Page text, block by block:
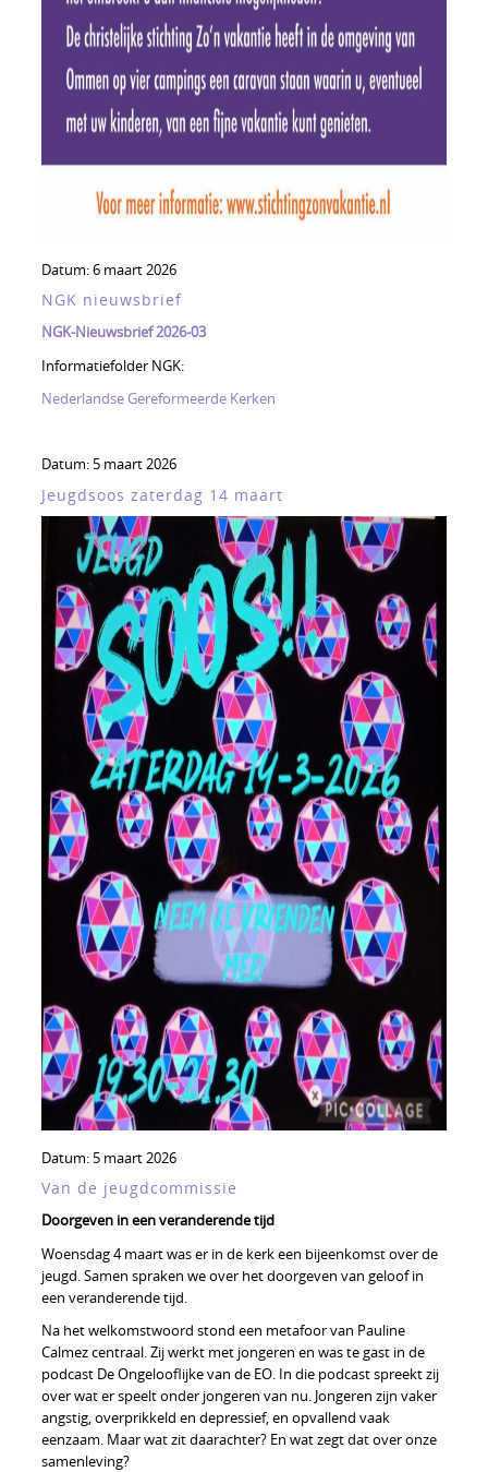
Datum:6 maart 2026
NGK nieuwsbrief
NGK-Nieuwsbrief 2026-03
Informatiefolder NGK:
Nederlandse Gereformeerde Kerken
Datum: 5 maart 2026
Jeugdsoos zaterdag 14 maart
Datum: 5 maart 2026
Van de jeugdcommissie
Doorgeven in een veranderende tijd
Woensdag 4 maart was er in de kerk een bijeenkomst over de
jeugd. Samen spraken we over het doorgeven van geloof in
een veranderende tijd.
Na het welkomstwoord stond een metafoor van Pauline
Calmez centraal. Zij werkt met jongeren en was te gast in de
podcast De Ongelooflijke van de EO. In die podcast spreekt zij
over wat er speelt onder jongeren van nu. Jongeren zijn vaker
angstig, overprikkeld en depressief, en opvallend vaak
eenzaam. Maar wat zit daarachter? En wat zegt dat over onze
samenleving?